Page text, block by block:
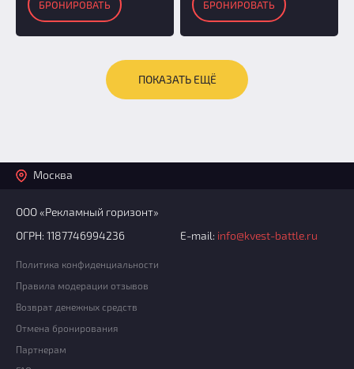
БРОНИРОВАТЬ БРОНИРОВАТЬ
ПОКАЗАТЬ ЕЩЁ
Москва
ООО «Рекламный горизонт»
ОГРН: 1187746994236
E-mail: info@kvest-battle.ru
Политика конфиденциальности
Правила модерации отзывов
Возврат денежных средств
Отмена бронирования
Партнерам